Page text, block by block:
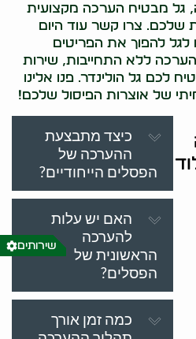
גל מבטיח הערכה מקצועית
שלכם. צרו קשר עוד היום
0523509341 ותנו לגל להפוך את הפריטים
ללא התחייבות, שירות
לכם גל הולינדר. פנו אלינו
של אוצרות הפיסול שלכם!
כיצד מתבצעת
ההערכה של
הפסלים הייחודיים?
האם יש עלות
להערכה
הראשונית של
הפסלים?
כמה זמן אורך
שירותים